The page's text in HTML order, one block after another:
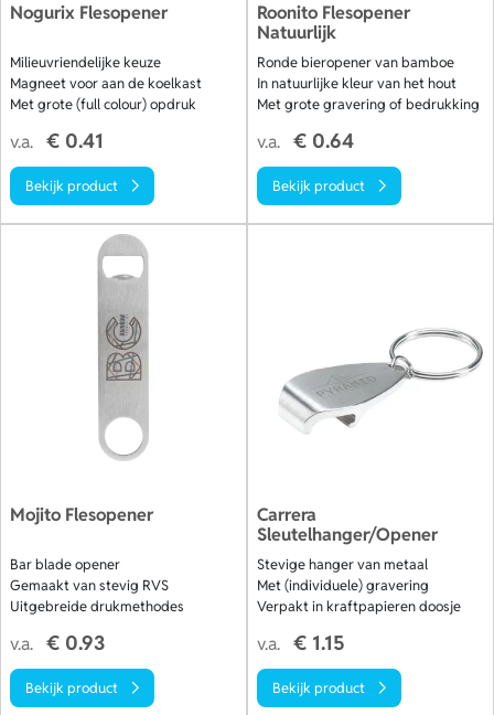
Nogurix Flesopener
Milieuvriendelijke keuze
Magneet voor aan de koelkast
Met grote (full colour) opdruk
v.a. € 0.41
Bekijk product
Roonito Flesopener
Natuurlijk
Ronde bieropener van bamboe
In natuurlijke kleur van het hout
Met grote gravering of bedrukking
v.a. € 0.64
Bekijk product
Mojito Flesopener
Bar blade opener
Gemaakt van stevig RVS
Uitgebreide drukmethodes
v.a. € 0.93
Bekijk product
Carrera
Sleutelhanger/Opener
Stevige hanger van metaal
Met (individuele) gravering
Verpakt in kraftpapieren doosje
v.a. € 1.15
Bekijk product